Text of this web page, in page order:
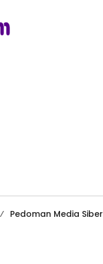
Pedoman Media Siber